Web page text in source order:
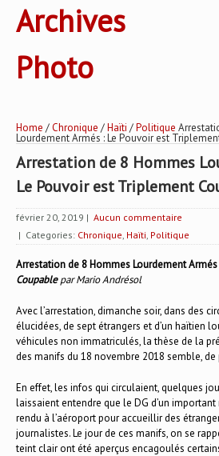
Archives
Photo
Home /Chronique /Haïti /Politique
Lourdement Armés : Le Pouvoir est
Arrestation de 8 Hommes
Le Pouvoir est Triplement
février 20, 2019 | Aucun commentaire
| Categories: Chronique, Haïti, Politique
Arrestation de 8 Hommes Lourdement Armés
Coupablepar Mario Andrésol
Avec l’arrestation, dimanche soir, dans des
élucidées, de sept étrangers et d’un haïtien
véhicules non immatriculés, la thèse de la
des manifs du 18 novembre 2018 semble,
En effet, les infos qui circulaient, quelques
laissaient entendre que le DG d’un
rendu à l’aéroport pour accueillir des
journalistes. Le jour de ces manifs, on se
teint clair ont été aperçus encagoulés